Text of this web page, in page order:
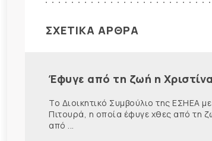
ΣΧΕΤΙΚΑ ΑΡΘΡΑ
Έφυγε από τη ζωή η
Το Διοικητικό Συμβούλιο της ΕΣΗΕΑ
Πιτουρά, η οποία έφυγε χθες από τη
από ...